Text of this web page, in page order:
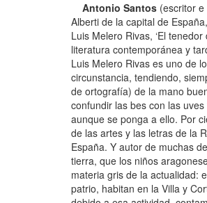
Antonio Santos (escritor
Alberti de la capital de
Luis Melero Rivas, ‘El
literatura contemporánea y
Luis Melero Rivas es uno de
circunstancia, tendiendo,
de ortografía) de la mano
confundir las bes con las
aunque se ponga a ello. Por
de las artes y las letras de la
España. Y autor de muchas
tierra, que los niños
materia gris de la actualidad:
patrio, habitan en la Villa y